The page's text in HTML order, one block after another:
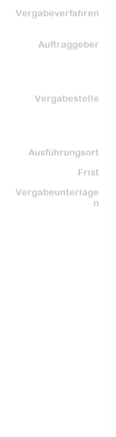
Vergabeverfahren
Auftraggeber
Vergabestelle
Ausführungsort
Frist
Vergabeunterlage
n